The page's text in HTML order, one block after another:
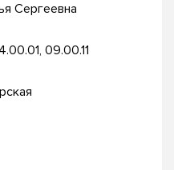
Сергеевна
09.00.11